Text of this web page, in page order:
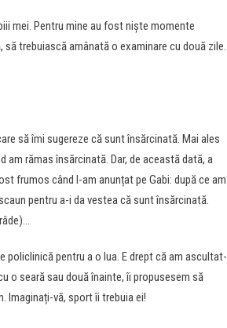
mei. Pentru mine au fost niște momente
trebuiască amânată o examinare cu două zile.
să îmi sugereze că sunt însărcinată. Mai ales
rămas însărcinată. Dar, de această dată, a
frumos când l-am anunțat pe Gabi: după ce am
pentru a-i da vestea că sunt însărcinată.
policlinică pentru a o lua. E drept că am ascultat-
o seară sau două înainte, îi propusesem să
Imaginați-vă, sport îi trebuia ei!